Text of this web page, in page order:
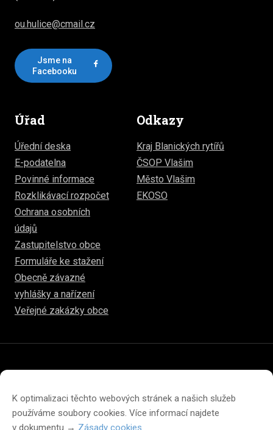
K optimalizaci těchto webových stránek a našich služeb
používáme soubory cookies. Více informací najdete
v dokumentu → Zásady cookies
ou.hulice@cmail.cz
Jsme na
Facebooku
Úřad
Úřední deska
E-podatelna
Povinné informace
Rozklikávací rozpočet
Ochrana osobních
údajů
Zastupitelstvo obce
Formuláře ke stažení
Obecně závazné
vyhlášky a nařízení
Veřejné zakázky obce
Odkazy
Kraj Blanických rytířů
ČSOP Vlašim
Město Vlašim
EKOSO
Prohlášení o přístupnosti
Prohlášení o ochraně soukromí
Zásady cookies (EU)